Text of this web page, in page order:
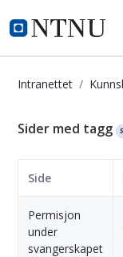
i.ntnu.no
Intranettet
Sider med tagg
Side
Permisjon
under
svangerskapet